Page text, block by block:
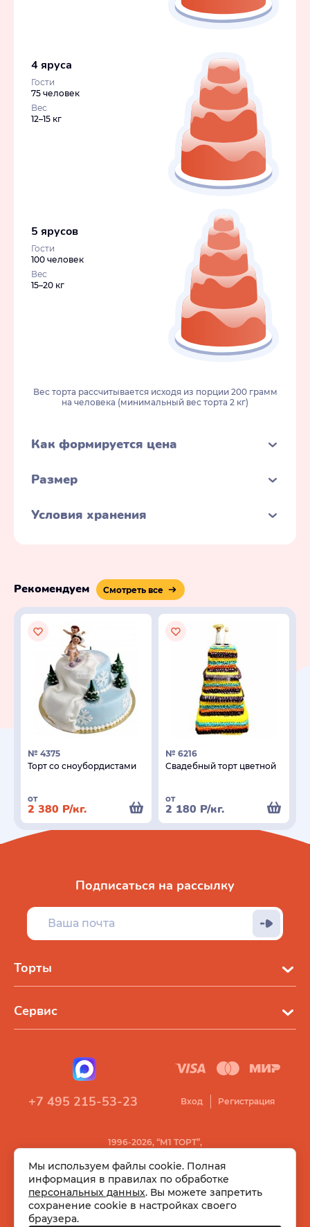
4 яруса
Гости
75 человек
Вес
12–15 кг
5 ярусов
Гости
100 человек
Вес
15–20 кг
Вес торта рассчитывается исходя из порции 200 грамм
на человека (минимальный вес торта 2 кг)
Как формируется цена
Размер
Условия хранения
Рекомендуем Смотреть все
№ 4375
Торт со сноубордистами
от
2 380 Р/кг.
№ 6216
Свадебный торт цветной
от
2 180 Р/кг.
Торты
Сервис
Подписаться на рассылку
1996-2026, “М1 ТОРТ”,
+7 495 215-53-23 Вход Регистрация
Мы используем файлы cookie. Полная
информация в правилах по обработке
персональных данных. Вы можете запретить
сохранение cookie в настройках своего
браузера.